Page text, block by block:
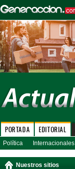
PORTADA EDITORIAL
Política Internacionales
Nuestros sitios